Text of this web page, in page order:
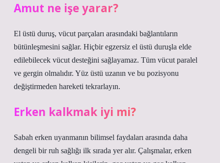
Amut ne işe yarar?
El üstü duruş, vücut parçaları arasındaki bağlantıların
bütünleşmesini sağlar. Hiçbir egzersiz el üstü duruşla elde
edilebilecek vücut desteğini sağlayamaz. Tüm vücut paralel
ve gergin olmalıdır. Yüz üstü uzanın ve bu pozisyonu
değiştirmeden hareketi tekrarlayın.
Erken kalkmak iyi mi?
Sabah erken uyanmanın bilimsel faydaları arasında daha
dengeli bir ruh sağlığı ilk sırada yer alır. Çalışmalar, erken